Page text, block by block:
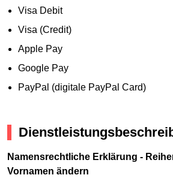
Visa Debit
Visa (Credit)
Apple Pay
Google Pay
PayPal (digitale PayPal Card)
Namensrechtliche Erklärung -
Vornamen ändern